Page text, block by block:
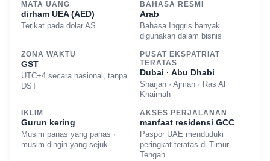
MATA UANG
dirham UEA (AED)
Terikat pada dolar AS
BAHASA RESMI
Arab
Bahasa Inggris banyak
digunakan dalam bisnis
ZONA WAKTU
GST
UTC+4 secara nasional, tanpa
DST
PUSAT EKSPATRIAT
TERATAS
Dubai · Abu Dhabi
Sharjah · Ajman · Ras Al
Khaimah
IKLIM
Gurun kering
Musim panas yang panas ·
musim dingin yang sejuk
AKSES PERJALANAN
manfaat residensi GCC
Paspor UAE menduduki
peringkat teratas di Timur
Tengah